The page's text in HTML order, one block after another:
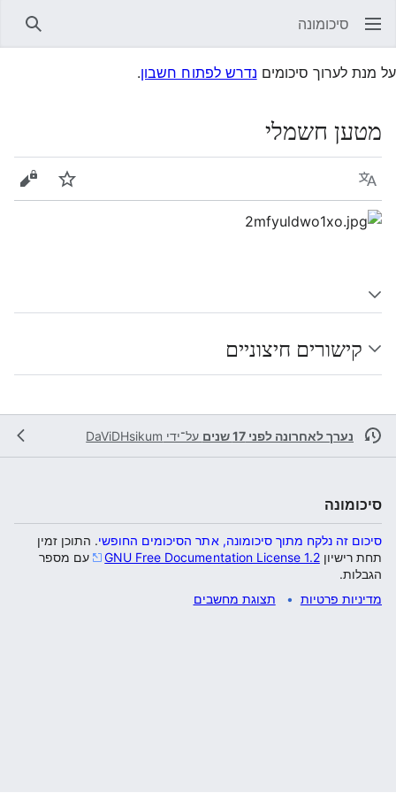
סיכומונה
על מנת לערוך סיכומים נדרש לפתוח חשבון.
מטען חשמלי
שפה עקוב
קישורים חיצוניים
נערך לאחרונה לפני 17 שנים על־ידי DaViDHsikum
סיכומונה
סיכום זה נלקח מתוך סיכומונה, אתר הסיכומים החופשי. התוכן זמין
תחת רישיוןGNU Free Documentation License 1.2
עם מספר
הגבלות.
מדיניות פרטיות
תצוגת מחשבים